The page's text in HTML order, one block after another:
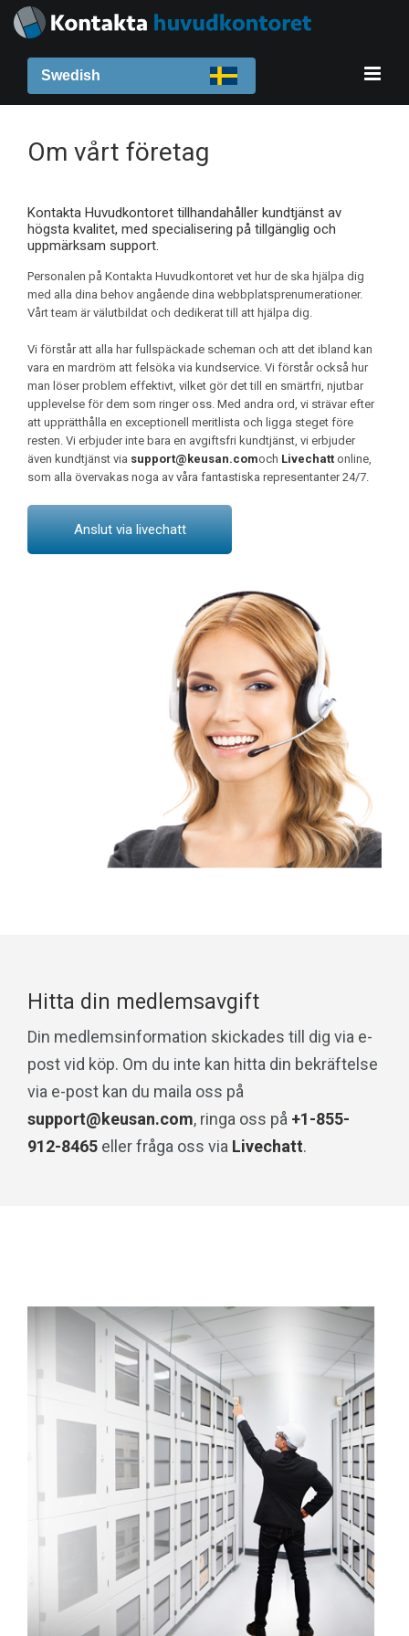
Swedish
Om vårt företag
Kontakta Huvudkontoret tillhandahåller kundtjänst av
högsta kvalitet, med specialisering på tillgänglig och
uppmärksam support.
Personalen på Kontakta Huvudkontoret vet hur de ska hjälpa dig
med alla dina behov angående dina webbplatsprenumerationer.
Vårt team är välutbildat och dedikerat till att hjälpa dig.
Vi förstår att alla har fullspäckade scheman och att det ibland kan
vara en mardröm att felsöka via kundservice. Vi förstår också hur
man löser problem effektivt, vilket gör det till en smärtfri, njutbar
upplevelse för dem som ringer oss. Med andra ord, vi strävar efter
att upprätthålla en exceptionell meritlista och ligga steget före
resten. Vi erbjuder inte bara en avgiftsfri kundtjänst, vi erbjuder
även kundtjänst via support@keusan.comoch Livechatt online,
som alla övervakas noga av våra fantastiska representanter 24/7.
Anslut via livechatt
Hitta din medlemsavgift
Din medlemsinformation skickades till dig via e-
post vid köp. Om du inte kan hitta din bekräftelse
via e-post kan du maila oss på
support@keusan.com, ringa oss på +1-855-
912-8465 eller fråga oss via Livechatt.